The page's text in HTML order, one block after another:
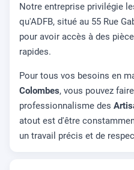
Notre entreprise privilégie
qu'ADFB, situé au 55 Rue
pour avoir accès à des
rapides.
Pour tous vos besoins en
Colombes, vous pouvez
professionnalisme des
atout est d'être
un travail précis et de